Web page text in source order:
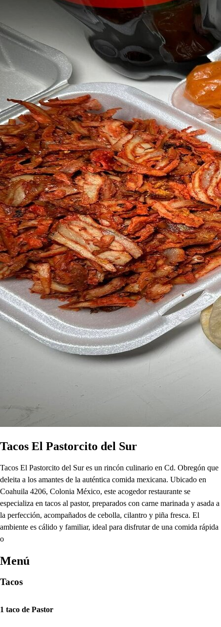
Tacos El Pastorcito del Sur
Tacos El Pastorcito del Sur es un rincón culinario en Cd. Obregón que
deleita a los amantes de la auténtica comida mexicana. Ubicado en
Coahuila 4206, Colonia México, este acogedor restaurante se
especializa en tacos al pastor, preparados con carne marinada y asada a
la perfección, acompañados de cebolla, cilantro y piña fresca. El
ambiente es cálido y familiar, ideal para disfrutar de una comida rápida
o
Menú
Tacos
1 taco de Pastor